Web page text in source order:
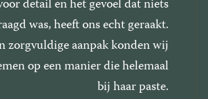
detail en het gevoel dat niets
was, heeft ons echt geraakt.
zorgvuldige aanpak konden wij
op een manier die helemaal
bij haar paste.